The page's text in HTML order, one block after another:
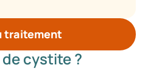
traitement
cystite ?